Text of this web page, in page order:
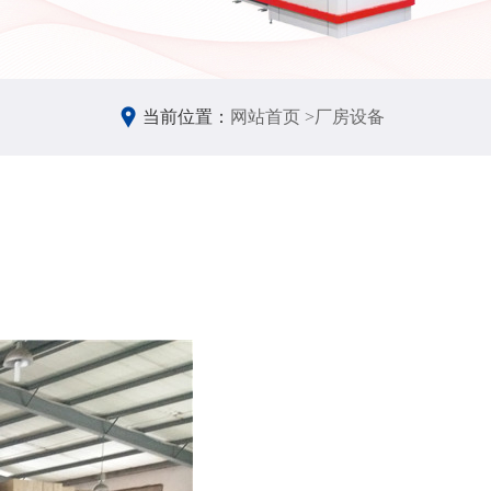
当前位置： 网站首页 >厂房设备